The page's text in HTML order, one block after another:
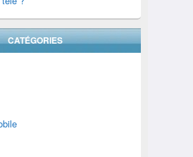
CATÉGORIES